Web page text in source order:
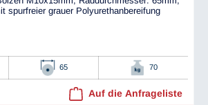
spurfreier grauer Polyurethanbereifung
65 70
Auf die Anfrageliste